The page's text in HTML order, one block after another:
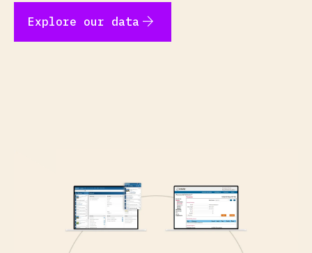
Explore our data arrow_forward